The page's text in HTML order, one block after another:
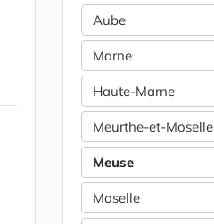
Aube
Marne
Haute-Marne
Meurthe-et-Moselle
Meuse
Moselle